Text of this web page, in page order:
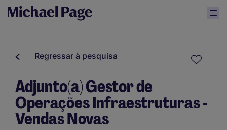
Regressar à pesquisa
Adjunto(a) Gestor de
Operações Infraestruturas -
Vendas Novas